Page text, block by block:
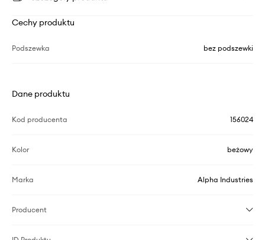
Cechy produktu
Podszewka bez podszewki
Dane produktu
Kod producenta 156024
Kolor beżowy
Marka Alpha Industries
Producent